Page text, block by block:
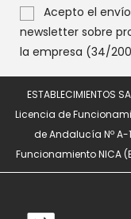
Acepto el
newsletter sobre
la empresa (34/
ESTABLECIMIENTOS
Licencia de
de Andalucía Nº
Funcionamiento NICA